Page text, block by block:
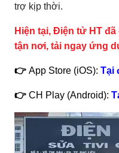
trợ kịp thời.
Hiện tại, Điện tử HT
tận nơi, tải ngay ứng
👉 App Store (iOS): Tại
👉 CH Play (Android):